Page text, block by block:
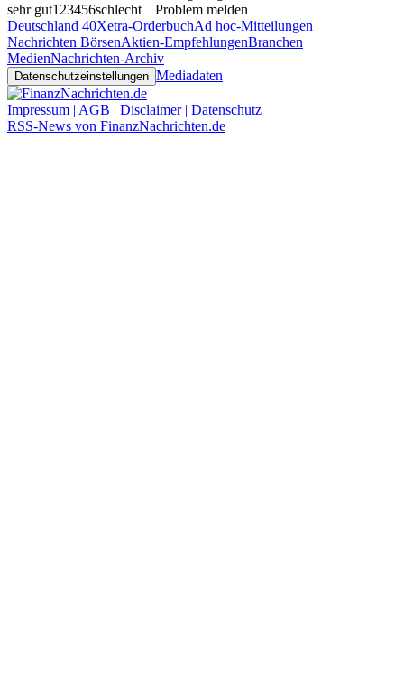
sehr gut1 23456schlecht
Problem melden
Deutschland 40Xetra-OrderbuchAd hoc-Mitteilungen
Nachrichten BörsenAktien-EmpfehlungenBranchen
MedienNachrichten-Archiv
Datenschutzeinstellungen Mediadaten
Impressum | AGB | Disclaimer | Datenschutz
RSS-News von FinanzNachrichten.de